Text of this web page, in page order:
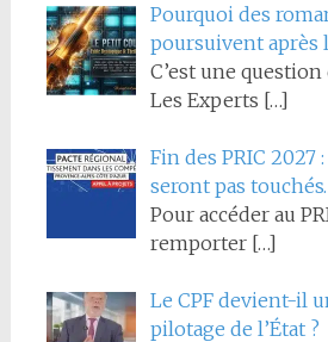
Pourquoi des
poursuivent après
C’est une
Les Experts […]
Fin des PRIC 2027
seront pas
Pour accéder au
remporter […]
Le CPF devient-il
pilotage de l’État ?